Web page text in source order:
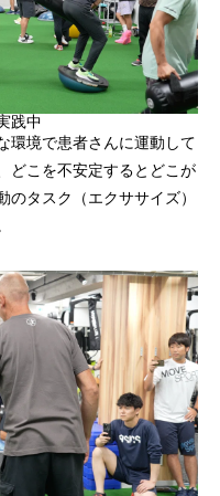
践中
環境で患者さんに運動して
どこを不安定するとどこが
タスク（エクササイズ）